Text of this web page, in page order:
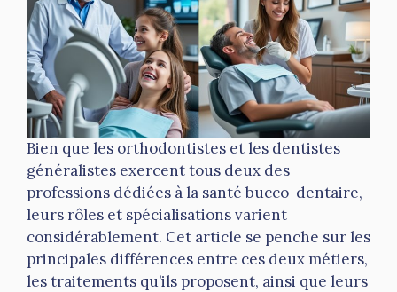
Bien que les orthodontistes et les dentistes
généralistes exercent tous deux des
professions dédiées à la santé bucco-dentaire,
leurs rôles et spécialisations varient
considérablement. Cet article se penche sur les
principales différences entre ces deux métiers,
les traitements qu’ils proposent, ainsi que leurs